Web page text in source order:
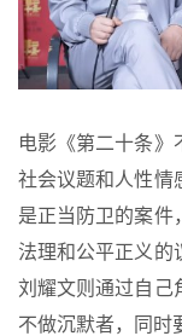
电影《第二十条》
社会议题和人性情
是正当防卫的案件
法理和公平正义的
刘耀文则通过自己
不做沉默者，同时